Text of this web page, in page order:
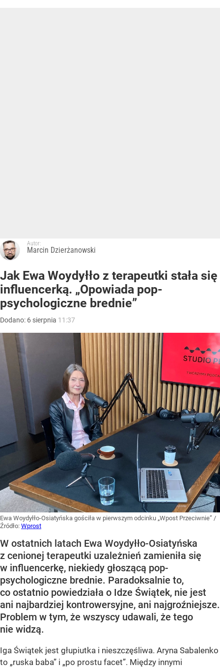
Autor:
Marcin Dzierżanowski
Jak Ewa Woydyłło z terapeutki stała się
influencerką. „Opowiada pop-
psychologiczne brednie”
Dodano: 6 sierpnia 11:37
Ewa Woydyłło-Osiatyńska gościła w pierwszym odcinku „Wpost Przeciwnie” /
Źródło: Wprost
W ostatnich latach Ewa Woydyłło-Osiatyńska
z cenionej terapeutki uzależnień zamieniła się
w influencerkę, niekiedy głoszącą pop-
psychologiczne brednie. Paradoksalnie to,
co ostatnio powiedziała o Idze Świątek, nie jest
ani najbardziej kontrowersyjne, ani najgroźniejsze.
Problem w tym, że wszyscy udawali, że tego
nie widzą.
Iga Świątek jest głupiutka i nieszczęśliwa. Aryna Sabalenko
to „ruska baba” i „po prostu facet”. Między innymi